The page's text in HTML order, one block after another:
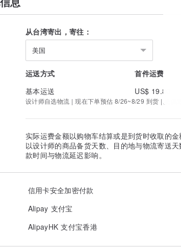
备注以下信息，无备注将无法排程制作
备注以下信息，无备注将无法排程制作
照片核对款式、比对按键数 （折叠钥匙需提供侧面
单后将以卖场款式制作，【如有错误请自行吸收】
从台湾寄出，寄往：
美国
运送方式 首件运费
基本运送
US$ 19.80
设计师自选物流 | 现在下单预估 8/26~8/29 到货 | 提供追
实际运费金额以购物车结算或是到货时收取的金
以设计师的商品备货天数、目的地与物流寄送
款时间与物流延迟影响。
信用卡安全加密付款
Alipay 支付宝
AlipayHK 支付宝香港